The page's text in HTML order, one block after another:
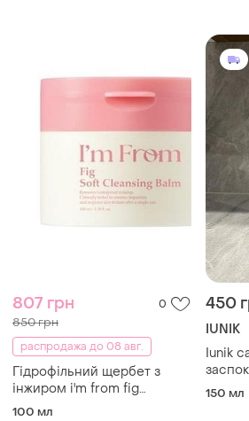
807 грн 0
850 грн
распродажа до 08 авг.
Гідрофільний щербет з
інжиром i'm from fig
cleansing balm 100 мл
100 мл
450
IUNIK
Iunik
150 мл